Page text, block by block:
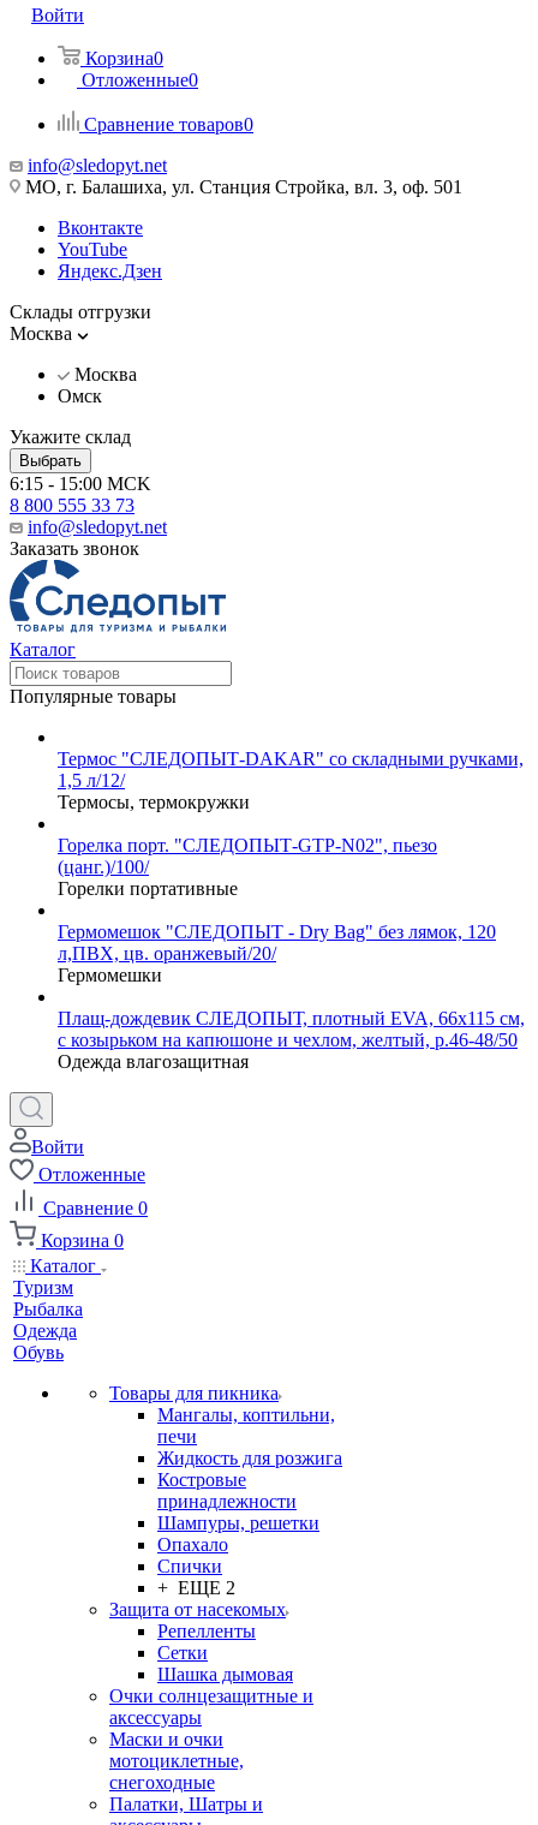
Войти
Корзина0
Отложенные0
Сравнение товаров0
info@sledopyt.net
МО, г. Балашиха, ул. Станция Стройка, вл. 3, оф. 501
Вконтакте
YouTube
Яндекс.Дзен
Склады отгрузки
Москва
Москва
Омск
Укажите склад
Выбрать
6:15 - 15:00 MCK
8 800 555 33 73
info@sledopyt.net
Заказать звонок
Каталог
Популярные товары
Термос "СЛЕДОПЫТ-DAKAR" со складными ручками,
1,5 л/12/
Термосы, термокружки
Горелка порт. "СЛЕДОПЫТ-GTP-N02", пьезо
(цанг.)/100/
Горелки портативные
Гермомешок "СЛЕДОПЫТ - Dry Bag" без лямок, 120
л,ПВХ, цв. оранжевый/20/
Гермомешки
Плащ-дождевик СЛЕДОПЫТ, плотный EVA, 66х115 см,
с козырьком на капюшоне и чехлом, желтый, р.46-48/50
Одежда влагозащитная
Войти
Отложенные
Сравнение 0
Корзина 0
Каталог
Туризм
Рыбалка
Одежда
Обувь
Товары для пикника
Мангалы, коптильни,
печи
Жидкость для розжига
Костровые
принадлежности
Шампуры, решетки
Опахало
Спички
+ ЕЩЕ 2
Защита от насекомых
Репелленты
Сетки
Шашка дымовая
Очки солнцезащитные и
аксессуары
Маски и очки
мотоциклетные,
снегоходные
Палатки, Шатры и